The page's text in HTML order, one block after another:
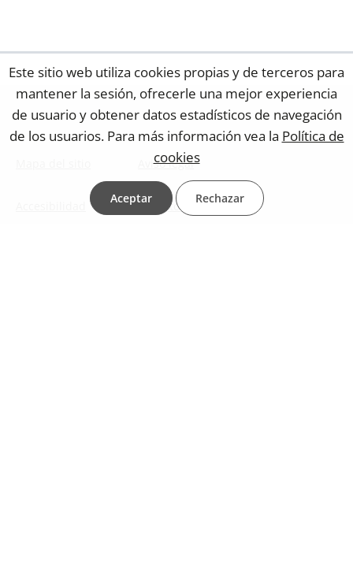
Aviso legal
Contacto web
Este sitio web utiliza cookies propias y de terceros para
mantener la sesión, ofrecerle una mejor experiencia
de usuario y obtener datos estadísticos de navegación
de los usuarios. Para más información vea la Política de
cookies
Aceptar Rechazar